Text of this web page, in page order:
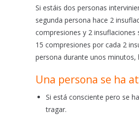
Si estáis dos personas
segunda persona hace 2
compresiones y 2 insuflaciones
15 compresiones por cada 2
persona durante unos
Una persona se ha
Si está consciente pero se
tragar.